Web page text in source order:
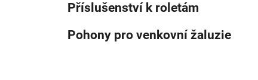
Příslušenství k roletám
Pohony pro venkovní žaluzie